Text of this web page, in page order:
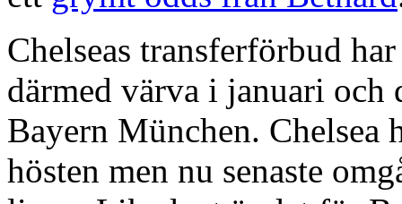
Chelseas transferförbud
därmed värva i januari och
Bayern München. Chelsea
hösten men nu senaste